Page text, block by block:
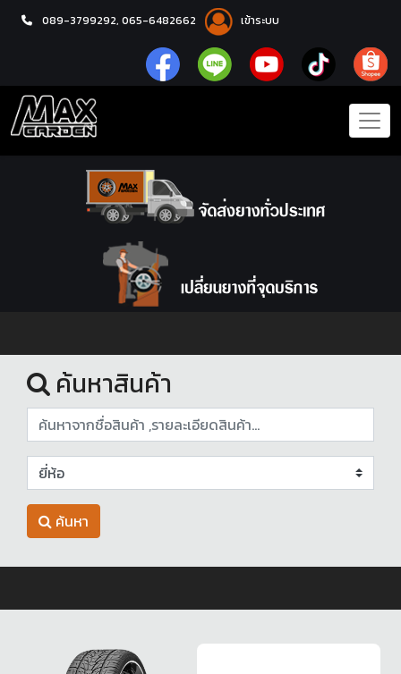
089-3799292, 065-6482662 เข้าระบบ
หน้าแรก
ค้นหาสินค้า
ค้นหา